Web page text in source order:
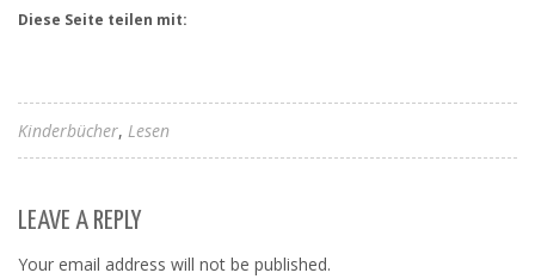
Diese Seite teilen mit:
Kinderbücher Lesen
LEAVE A REPLY
Your email address will not be published.